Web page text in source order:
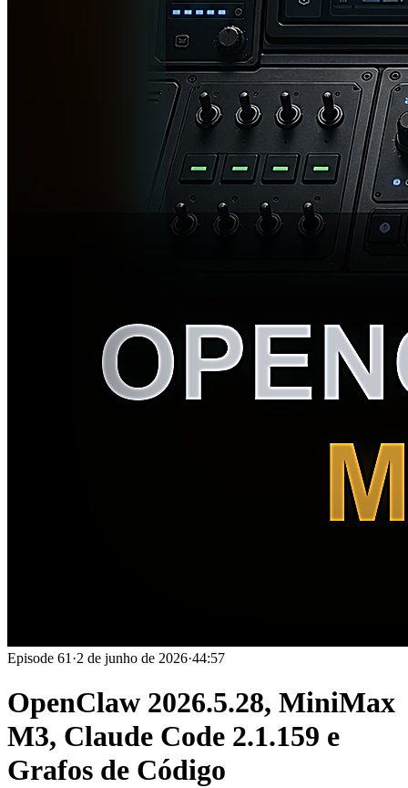
Episode 61 ·2 de junho de 2026·44:57
OpenClaw 2026.5.28, MiniMax
M3, Claude Code 2.1.159 e
Grafos de Código